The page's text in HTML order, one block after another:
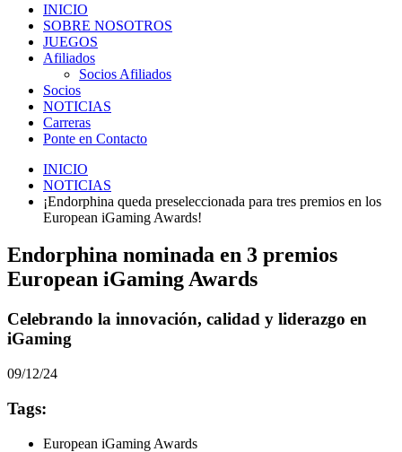
INICIO
SOBRE NOSOTROS
JUEGOS
Afiliados
Socios Afiliados
Socios
NOTICIAS
Carreras
Ponte en Contacto
INICIO
NOTICIAS
¡Endorphina queda preseleccionada para tres premios en los
European iGaming Awards!
Endorphina nominada en 3 premios
European iGaming Awards
Celebrando la innovación, calidad y liderazgo en
iGaming
09/12/24
Tags:
European iGaming Awards